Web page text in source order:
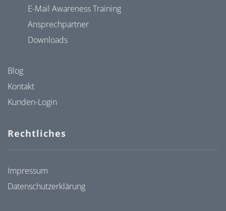
E-Mail Awareness Training
Ansprechpartner
Downloads
Blog
Kontakt
Kunden-Login
Rechtliches
Impressum
Datenschutzerklärung